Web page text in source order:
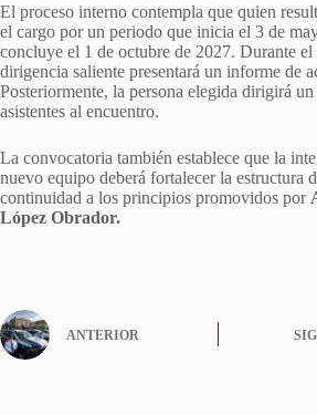
El proceso interno contempla que quien
el cargo por un periodo que inicia el 3 de
concluye el 1 de octubre de 2027. Durante el
dirigencia saliente presentará un informe de
Posteriormente, la persona elegida dirigirá un
asistentes al encuentro.
La convocatoria también establece que la
nuevo equipo deberá fortalecer la estructura
continuidad a los principios promovidos por
López Obrador.
ANTERIOR